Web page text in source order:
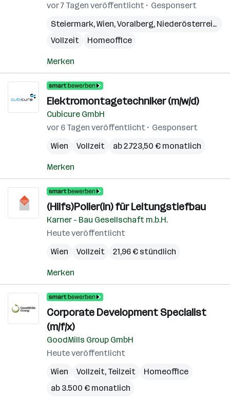
vor 7 Tagen veröffentlicht
Gesponsert
Steiermark,Wien,Voralberg, Niederösterreich
Vollzeit
Homeoffice
Merken
Elektromontagetechniker (m/w/d)
Cubicure GmbH
vor 6 Tagen veröffentlicht
Gesponsert
Wien
Vollzeit ab 2.723,50 € monatlich
Merken
(Hilfs)Polier(in) für Leitungstiefbau
Karner - Bau Gesellschaft m.b.H.
Heute veröffentlicht
Wien
Vollzeit 21,96 € stündlich
Merken
Corporate Development Specialist
(m/f/x)
GoodMills Group GmbH
Heute veröffentlicht
Wien
Vollzeit, Teilzeit
Homeoffice
ab 3.500 € monatlich